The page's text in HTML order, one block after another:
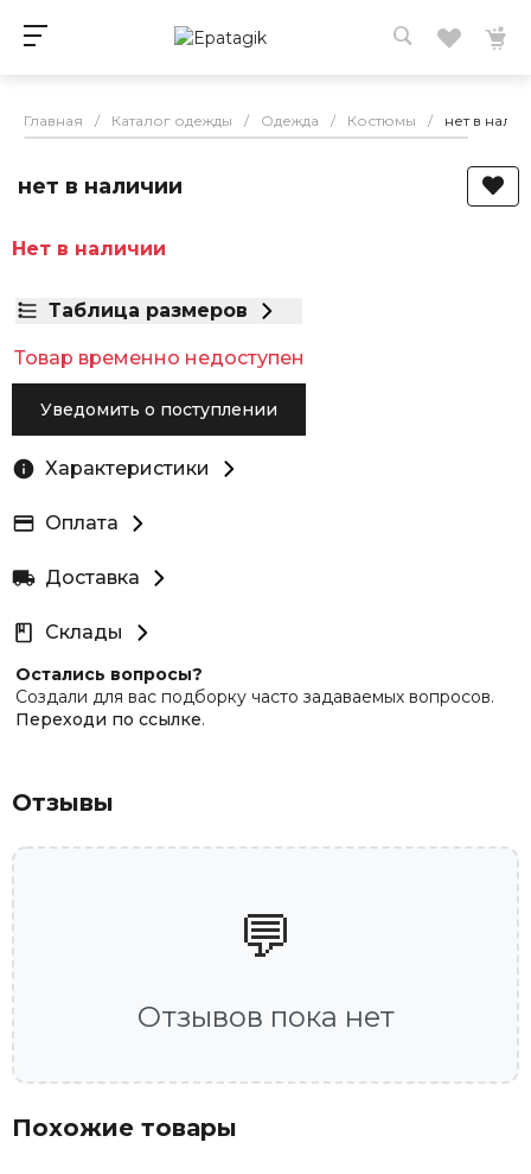
Главная / Каталог одежды / Одежда / Костюмы / нет в
нет в наличии
Нет в наличии
Таблица размеров
Товар временно недоступен
Уведомить о поступлении
Характеристики
Оплата
Доставка
Склады
Остались вопросы?
Создали для вас подборку часто задаваемых вопросов.
Переходи по ссылке.
Отзывы
💬
Отзывов пока нет
Похожие товары